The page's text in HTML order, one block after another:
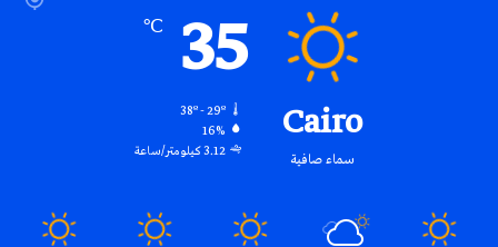
Cairo
سماء صافية
35
℃
38º - 29º
16%
3.12 كيلومتر/ساعة